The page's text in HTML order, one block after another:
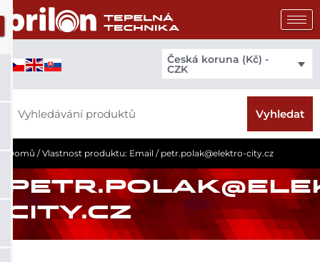
Přeskočit
obsah
Česká koruna (Kč) -
CZK
Vyhledat
Domů / Vlastnost produktu: Email / petr.polak@elektro-city.cz
CITY.CZ